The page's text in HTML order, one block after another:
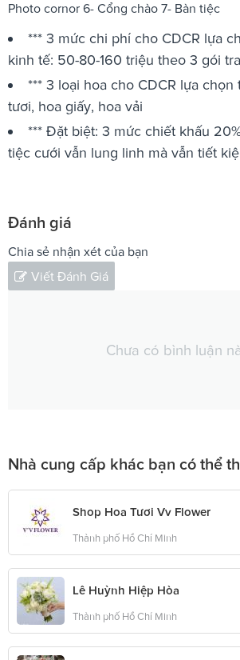
Photo cornor 6- Cổng chào 7- Bàn tiệc
*** 3 mức chi phí cho CDCR lựa
kinh tế: 50-80-160 triệu theo 3 gói
*** 3 loại hoa cho CDCR lựa
tươi, hoa giấy, hoa vải
*** Đặt biệt: 3 mức chiết khấu
tiệc cưới vẫn lung linh mà vẫn tiết
Đánh giá
Chia sẻ nhận xét của bạn
Viết Đánh Giá
Chưa có bình luận
Nhà cung cấp khác bạn có thể
Shop Hoa Tươi Vv Flower
Thành phố Hồ Chí Minh
Lê Huỳnh Hiệp Hòa
Thành phố Hồ Chí Minh